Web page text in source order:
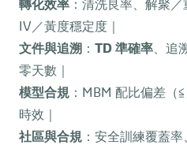
轉化效率 ：清洗良率、解聚
IV／黃度穩定度｜
文件與追溯 ： TD 準確率 、追
零天數｜
模型合規 ：MBM 配比偏差（
時效｜
社區與合規 ：安全訓練覆蓋